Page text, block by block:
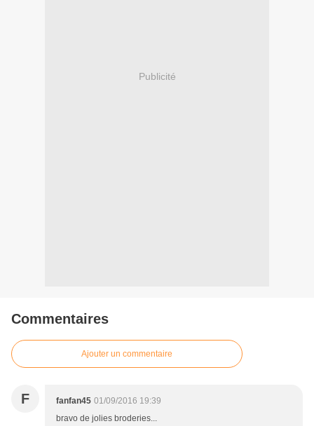
Publicité
Commentaires
Ajouter un commentaire
F fanfan45 01/09/2016 19:39
bravo de jolies broderies...